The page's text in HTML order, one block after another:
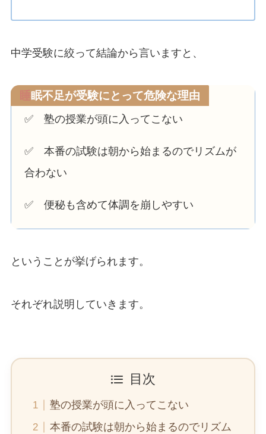
中学受験に絞って結論から言いますと、
睡眠不足が受験にとって危険な理由
✅ 塾の授業が頭に入ってこない
✅ 本番の試験は朝から始まるのでリズムが
合わない
✅ 便秘も含めて体調を崩しやすい
ということが挙げられます。
それぞれ説明していきます。
目次
塾の授業が頭に入ってこない
本番の試験は朝から始まるのでリズム